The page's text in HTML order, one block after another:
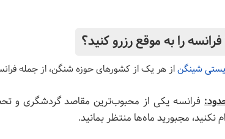
شینگناز هر یک از کشورهای حوزه شنگن، از جمله
فرانسه یکی از محبوب‌ترین مقاصد گردشگری و
مجبورید ماه‌ها منتظر بمانید.